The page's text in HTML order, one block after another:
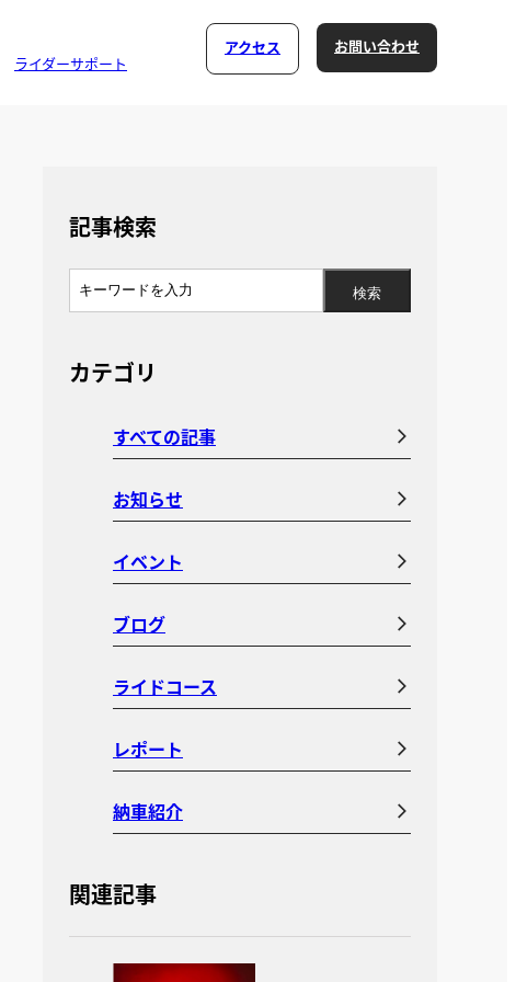
ライダーサポート
アクセス お問い合わせ
記事検索
カテゴリ
すべての記事
お知らせ
イベント
ブログ
ライドコース
レポート
納車紹介
関連記事